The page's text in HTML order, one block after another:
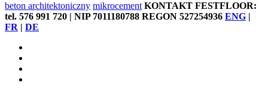
beton architektoniczny mikrocement KONTAKT FESTFLOOR:
tel. 576 991 720 | NIP 7011180788 REGON 527254936 ENG |
FR | DE